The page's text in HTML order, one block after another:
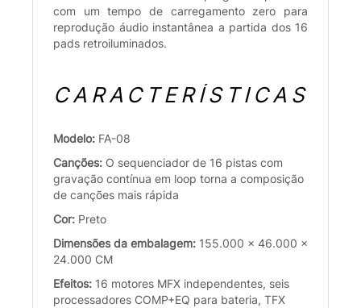
com um tempo de carregamento zero para
reprodução áudio instantânea a partida dos 16
pads retroiluminados.
CARACTERÍSTICAS
Modelo: FA-08
Canções: O sequenciador de 16 pistas com
gravação contínua em loop torna a composição
de canções mais rápida
Cor: Preto
Dimensões da embalagem: 155.000 x 46.000 x
24.000 CM
Efeitos: 16 motores MFX independentes, seis
processadores COMP+EQ para bateria, TFX